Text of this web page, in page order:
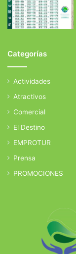
Categorías
Actividades
Atractivos
Comercial
El Destino
EMPROTUR
Prensa
PROMOCIONES